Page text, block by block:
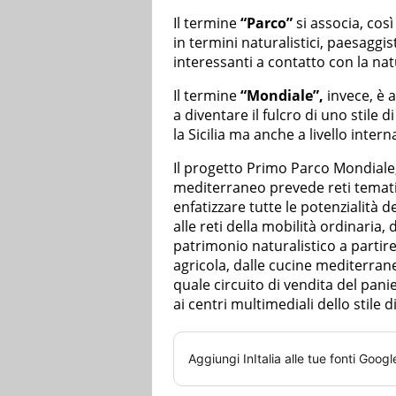
Il termine“Parco”si associa,
in termini naturalistici,
interessanti a contatto con la
Il termine“Mondiale”, invece, è
a diventare il fulcro di uno stile
la Sicilia ma anche a livello
Il progetto Primo Parco
mediterraneo prevede reti
enfatizzare tutte le potenzialità
alle reti della mobilità ordinaria,
patrimonio naturalistico a
agricola, dalle cucine
quale circuito di vendita del
ai centri multimediali dello stile
Aggiungi InItalia alle tue fonti